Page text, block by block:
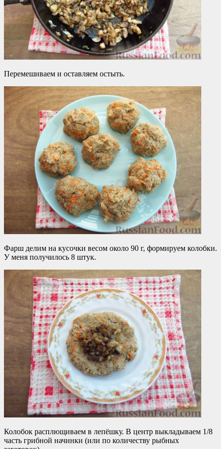
Перемешиваем и оставляем остыть.
Фарш делим на кусочки весом около 90 г, формируем колобки.
У меня получилось 8 штук.
Колобок расплющиваем в лепёшку. В центр выкладываем 1/8
часть грибной начинки (или по количеству рыбных